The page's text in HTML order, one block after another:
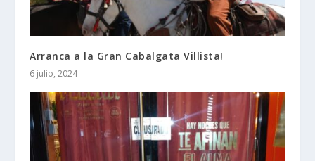
Arranca a la Gran Cabalgata Villista!
6 julio, 2024